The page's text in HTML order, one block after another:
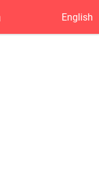
English